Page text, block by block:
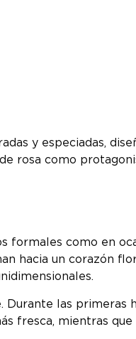
y especiadas,
rosa como
como en
hacia un corazón
las primeras
fresca, mientras